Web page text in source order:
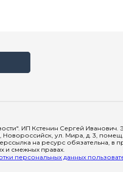
ИП Кстенин Сергей Иванович.
Новороссийск, ул. Мира, д. 3,
на ресурс обязательна, в
и смежных правах.
персональных данных